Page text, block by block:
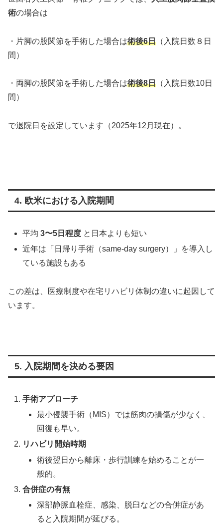
術の場合は
・片脚の股関節を手術した場合は術後6日 （入院日数８日
間）
・両脚の股関節を手術した場合は術後8日 （入院日数10日
間）
で退院日を設定しています（2025年12月現在）。
4. 欧米における入院期間
平均3〜5日程度 と日本よりも短い
近年は「日帰り手術（same-day surgery）」を導入し
ている施設もある
この差は、医療制度や在宅リハビリ体制の違いに起因して
います。
5. 入院期間を決める要因
手術アプローチ
最小侵襲手術（MIS）では筋肉の損傷が少なく、
回復も早い。
リハビリ開始時期
術後翌日から離床・歩行訓練を始めることが一
般的。
合併症の有無
深部静脈血栓症、感染、脱臼などの合併症があ
ると入院期間が延びる。